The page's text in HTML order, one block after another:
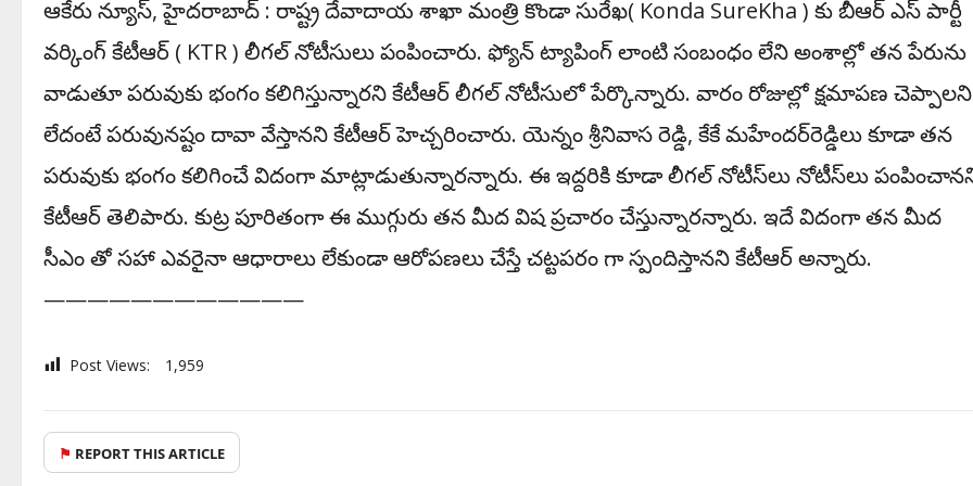
ఆకేరు న్యూస్‌, హైద‌రాబాద్ : రాష్ట్ర దేవాదాయ శాఖా మంత్రి కొండా సురేఖ‌( Konda SureKha ) కు బీఆర్ ఎస్ పార్టీ
వ‌ర్కింగ్ కేటీఆర్ ( KTR ) లీగ‌ల్ నోటీసులు పంపించారు. ఫ్యోన్ ట్యాపింగ్ లాంటి సంబంధం లేని అంశాల్లో త‌న పేరును
వాడుతూ ప‌రువుకు భంగం క‌లిగిస్తున్నార‌ని కేటీఆర్ లీగ‌ల్ నోటీసులో పేర్కొన్నారు. వారం రోజుల్లో క్ష‌మాప‌ణ చెప్పాల‌ని
లేదంటే ప‌రువున‌ష్టం దావా వేస్తాన‌ని కేటీఆర్ హెచ్చ‌రించారు. యెన్నం శ్రీనివాస రెడ్డి, కేకే మ‌హేంద‌ర్‌రెడ్డిలు కూడా త‌న
ప‌రువుకు భంగం క‌లిగించే విదంగా మాట్లాడుతున్నార‌న్నారు. ఈ ఇద్ద‌రికి కూడా లీగ‌ల్ నోటీస్‌లు నోటీస్‌లు
కేటీఆర్ తెలిపారు. కుట్ర పూరితంగా ఈ ముగ్గురు త‌న మీద విష ప్ర‌చారం చేస్తున్నార‌న్నారు. ఇదే విదంగా త‌న మీద
సీఎం తో స‌హా ఎవ‌రైనా ఆధారాలు లేకుండా ఆరోప‌ణ‌లు చేస్తే చ‌ట్ట‌ప‌రం గా స్పందిస్తాన‌ని కేటీఆర్ అన్నారు.
————————————
Post Views: 1,959
⚑ REPORT THIS ARTICLE